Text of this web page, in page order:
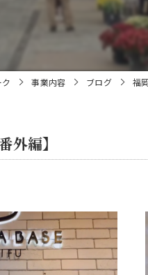
事業内容 ブログ 福
編】